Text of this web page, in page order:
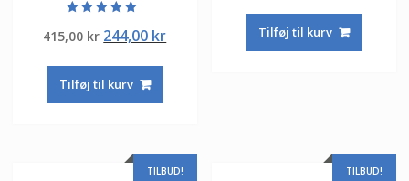
5.00
ud af 5
415,00kr Den
pris
var:
244,00 krDen
Tilføj til kurv
pris
var:
Tilføj til kurv
TILBUD! TILBUD!